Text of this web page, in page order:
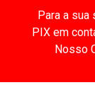
Para a sua
PIX em
Nosso